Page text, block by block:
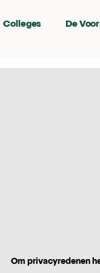
Colleges De
Om privacyredenen